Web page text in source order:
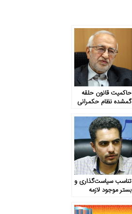
حاکمیت قانون حلقه
گمشده نظام حکمرانی
تناسب سیاست‌گذاری و
بستر موجود لازمه